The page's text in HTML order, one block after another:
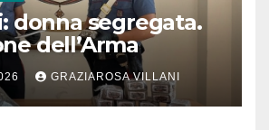
donna segregata.
dell’Arma
GRAZIAROSA VILLANI